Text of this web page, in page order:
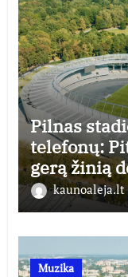
Pilnas
telefonų:
gerą žinią
kaunoaleja.lt
Muzika